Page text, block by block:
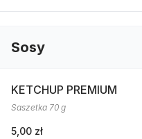
Sosy
KETCHUP PREMIUM
Saszetka 70 g
5,00 zł